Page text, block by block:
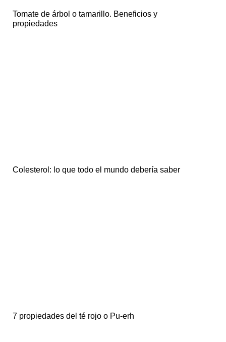
Tomate de árbol o tamarillo. Beneficios y
propiedades
Colesterol: lo que todo el mundo debería saber
7 propiedades del té rojo o Pu-erh